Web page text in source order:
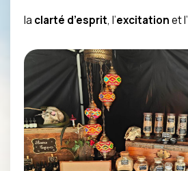
la clarté d’esprit, l’excitationet l’